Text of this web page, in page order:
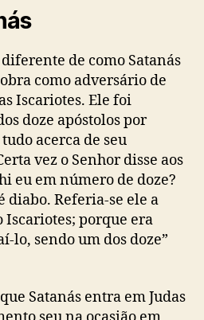
de como Satanás
como adversário de
Iscariotes. Ele foi
doze apóstolos por
acerca de seu
vez o Senhor disse aos
eu em número de doze?
diabo. Referia-se ele a
Iscariotes; porque era
lo, sendo um dos doze”
Satanás entra em Judas